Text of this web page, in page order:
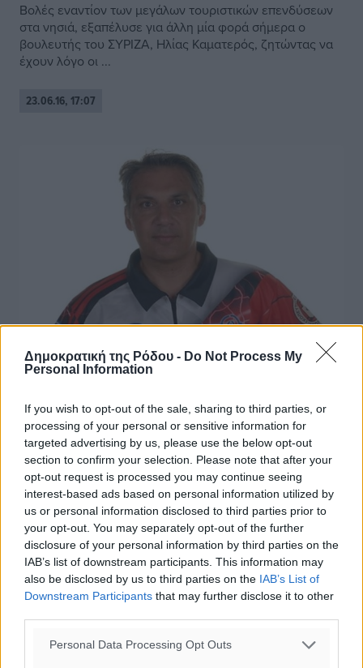
Δημοκρατική της Ρόδου - Do Not Process My
Personal Information
If you wish to opt-out of the sale, sharing to third parties, or
processing of your personal or sensitive information for
targeted advertising by us, please use the below opt-out
section to confirm your selection. Please note that after your
opt-out request is processed you may continue seeing
interest-based ads based on personal information utilized by
us or personal information disclosed to third parties prior to
your opt-out. You may separately opt-out of the further
disclosure of your personal information by third parties on the
IAB’s list of downstream participants. This information may
also be disclosed by us to third parties on the IAB’s List of
Downstream Participants that may further disclose it to other
Personal Data Processing Opt Outs
Βολές εναντίον των μεγάλων τουριστικών επενδύσεων
στα νησιά, εξαπέλυσε για άλλη μία φορά σήμερα ο
βουλευτής του ΣΥΡΙΖΑ, Ηλίας Καματερός, ζητώντας να
έχουν λόγο οι ...
23.06.16, 17:07
Προετοιμάζει την Εθνική ο
Καβουκλής!
Στον Ρόδιο αθλητή Νίκο Καβουκλή έχει ανατεθεί η
προετοιμασία της εθνικής ομάδας πρακτικής
σκοποβολής. Ο Νίκος Καβουκλής, δέκα φορές
πανελληνιονίκης, ειδικός αθλητικής ...
23.06.16, 17:05